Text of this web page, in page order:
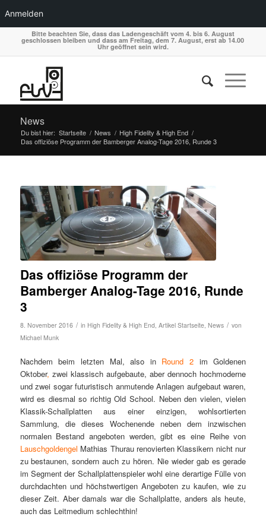
Anmelden
Bitte beachten Sie, dass das Ladengeschäft vom 4. bis 6. August
geschlossen bleiben und dass am Freitag, dem 7. August, erst ab 14.00
Uhr geöffnet sein wird.
News
Du bist hier: Startseite / News / High Fidelity & High End /
Das offiziöse Programm der Bamberger Analog-Tage 2016, Runde 3
Das offiziöse Programm der
Bamberger Analog-Tage 2016, Runde
3
8. November 2016 / in High Fidelity & High End, Artikel Startseite, News / von
Michael Munk
Nachdem beim letzten Mal, also in Round 2 im Goldenen
Oktober, zwei klassisch aufgebaute, aber dennoch hochmoderne
und zwei sogar futuristisch anmutende Anlagen aufgebaut waren,
wird es diesmal so richtig Old School. Neben den vielen, vielen
Klassik-Schallplatten aus einer einzigen, wohlsortierten
Sammlung, die dieses Wochenende neben dem inzwischen
normalen Bestand angeboten werden, gibt es eine Reihe von
Lauschgoldengel Mathias Thurau renovierten Klassikern nicht nur
zu bestaunen, sondern auch zu hören. Nie wieder gab es gerade
im Segment der Schallplattenspieler wohl eine derartige Fülle von
durchdachten und höchstwertigen Angeboten zu kaufen, wie zu
dieser Zeit. Aber damals war die Schallplatte, anders als heute,
auch das Leitmedium schlechthin!